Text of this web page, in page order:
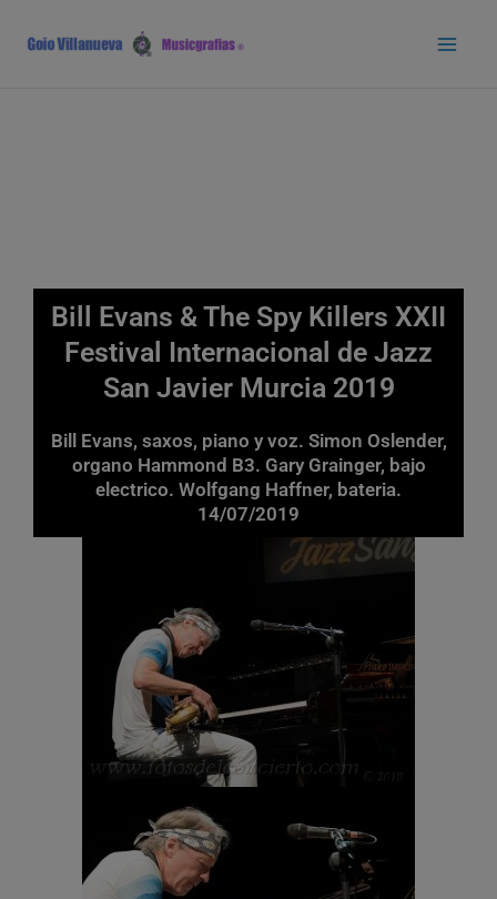
contenido
Bill Evans & The Spy Killers XXII
Festival Internacional de Jazz
San Javier Murcia 2019
Bill Evans, saxos, piano y voz. Simon Oslender,
organo Hammond B3. Gary Grainger, bajo
electrico. Wolfgang Haffner, bateria.
14/07/2019